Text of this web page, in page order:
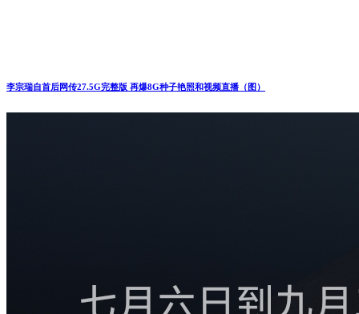
李宗瑞自首后网传27.5G完整版 再爆8G种子艳照和视频直播（图）